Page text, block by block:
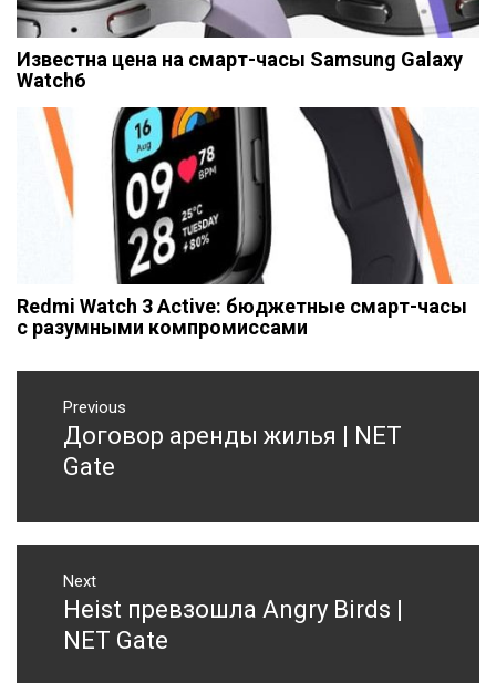
Известна цена на смарт-часы Samsung Galaxy
Watch6
Redmi Watch 3 Active: бюджетные смарт-часы
с разумными компромиссами
Навигация
записям
Previous
Previous
post:
Договор аренды жилья | NET
Gate
Next
Next
post:
Heist превзошла Angry Birds |
NET Gate